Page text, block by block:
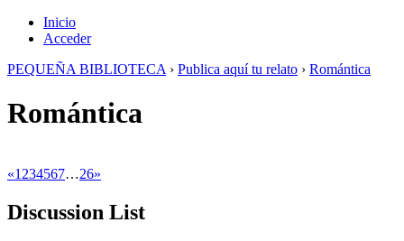
Inicio
Acceder
PEQUEÑA BIBLIOTECA › Publica aquí tu relato › Romántica
Romántica
«1 234567…26»
Discussion List